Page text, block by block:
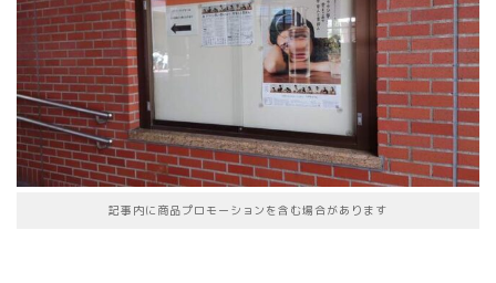
記事内に商品プロモーションを含む場合があります